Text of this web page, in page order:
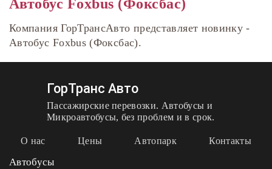
Автобус Foxbus (Фоксбас)
Компания ГорТрансАвто представляет новинку -
Автобус Foxbus (Фоксбас).
ГорТранс Авто
Пассажирские перевозки. Автобусы и
Микроавтобусы, без проблем и в срок.
О нас Цены Автопарк Контакты
Автобусы